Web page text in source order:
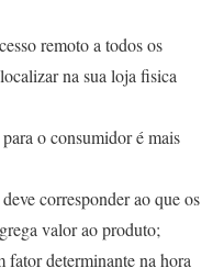
remoto a todos os
na sua loja fisica
o consumidor é mais
corresponder ao que os
valor ao produto;
fator determinante na hora